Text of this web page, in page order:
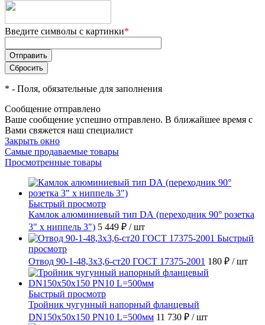
Введите символы с картинки*
* - Поля, обязательные для заполнения
Сообщение отправлено
Ваше сообщение успешно отправлено. В ближайшее время с
Вами свяжется наш специалист
Закрыть окно
Самые продаваемые товары
Просмотренные товары
Быстрый просмотр
Камлок алюминиевый тип DА (переходник 90° розетка
3" х ниппель 3") 5 449 ₽ / шт
Быстрый
просмотр
Отвод 90-1-48,3х3,6-ст20 ГОСТ 17375-2001 180 ₽ / шт
Быстрый просмотр
Тройник чугунный напорный фланцевый
DN150х50х150 PN10 L=500мм 11 730 ₽ / шт